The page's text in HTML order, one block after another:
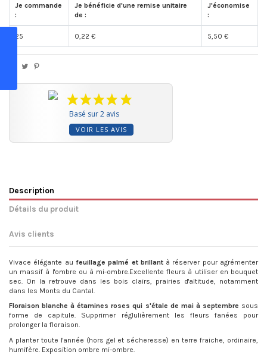
Je commande
:
Je bénéficie d'une remise unitaire
de :
J'économise
:
25 0,22 € 5,50 €
Basé sur 2 avis
VOIR LES AVIS
Description
Détails du produit
Avis clients
Vivace élégante au feuillage palmé et brillantà réserver pour agrémenter
un massif à l'ombre ou à mi-ombre.Excellente fleurs à utiliser en bouquet
sec. On la retrouve dans les bois clairs, prairies d'altitude, notamment
dans les Monts du Cantal.
Floraison blanche à étamines roses qui s'étale de mai à septembre sous
forme de capitule. Supprimer réglulièrement les fleurs fanées pour
prolonger la floraison.
A planter toute l'année (hors gel et sécheresse) en terre fraiche, ordinaire,
humifère. Exposition ombre mi-ombre.